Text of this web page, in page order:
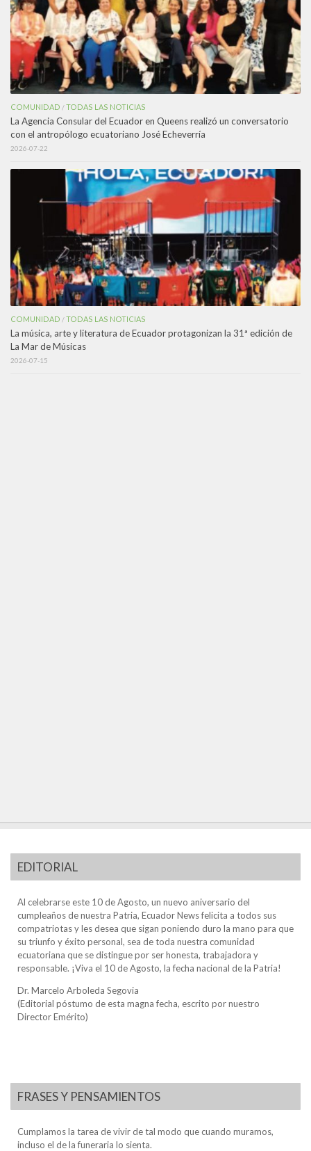
COMUNIDAD /TODAS LAS NOTICIAS
La Agencia Consular del Ecuador en Queens realizó un conversatorio
con el antropólogo ecuatoriano José Echeverría
2026-07-22
COMUNIDAD /TODAS LAS NOTICIAS
La música, arte y literatura de Ecuador protagonizan la 31ª edición de
La Mar de Músicas
2026-07-15
EDITORIAL
Al celebrarse este 10 de Agosto, un nuevo aniversario del
cumpleaños de nuestra Patria, Ecuador News felicita a todos sus
compatriotas y les desea que sigan poniendo duro la mano para que
su triunfo y éxito personal, sea de toda nuestra comunidad
ecuatoriana que se distingue por ser honesta, trabajadora y
responsable. ¡Viva el 10 de Agosto, la fecha nacional de la Patria!
Dr. Marcelo Arboleda Segovia
(Editorial póstumo de esta magna fecha, escrito por nuestro
Director Emérito)
FRASES Y PENSAMIENTOS
Cumplamos la tarea de vivir de tal modo que cuando muramos,
incluso el de la funeraria lo sienta.